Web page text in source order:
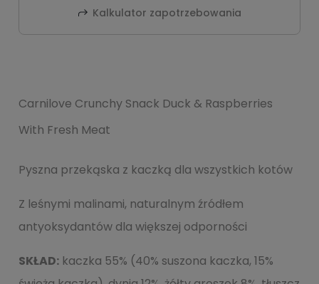
Kalkulator zapotrzebowania
Carnilove Crunchy Snack Duck & Raspberries
With Fresh Meat
Pyszna przekąska z kaczką dla wszystkich kotów
Z leśnymi malinami, naturalnym źródłem
antyoksydantów dla większej odporności
SKŁAD: kaczka 55% (40% suszona kaczka, 15%